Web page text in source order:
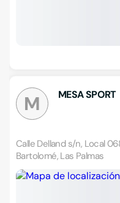
M MESA SPORT
Calle Delland s/n, Local
Bartolomé, Las Palmas